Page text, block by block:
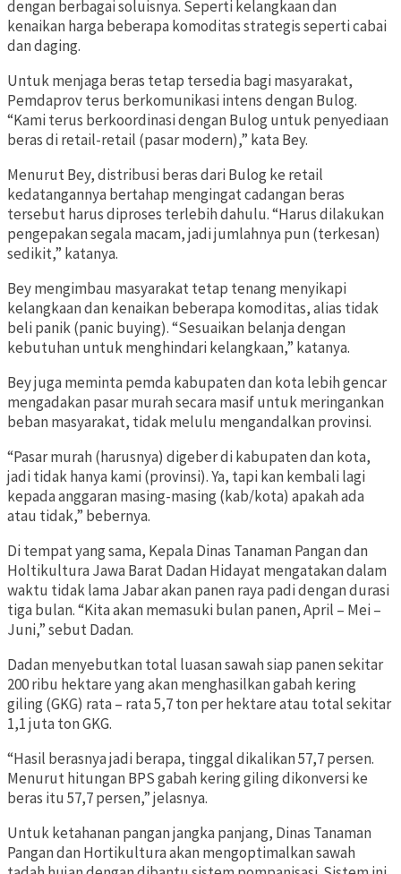
dengan berbagai soluisnya. Seperti kelangkaan dan
kenaikan harga beberapa komoditas strategis seperti cabai
dan daging.
Untuk menjaga beras tetap tersedia bagi masyarakat,
Pemdaprov terus berkomunikasi intens dengan Bulog.
“Kami terus berkoordinasi dengan Bulog untuk penyediaan
beras di retail-retail (pasar modern),” kata Bey.
Menurut Bey, distribusi beras dari Bulog ke retail
kedatangannya bertahap mengingat cadangan beras
tersebut harus diproses terlebih dahulu. “Harus dilakukan
pengepakan segala macam, jadi jumlahnya pun (terkesan)
sedikit,” katanya.
Bey mengimbau masyarakat tetap tenang menyikapi
kelangkaan dan kenaikan beberapa komoditas, alias tidak
beli panik (panic buying). “Sesuaikan belanja dengan
kebutuhan untuk menghindari kelangkaan,” katanya.
Bey juga meminta pemda kabupaten dan kota lebih gencar
mengadakan pasar murah secara masif untuk meringankan
beban masyarakat, tidak melulu mengandalkan provinsi.
“Pasar murah (harusnya) digeber di kabupaten dan kota,
jadi tidak hanya kami (provinsi). Ya, tapi kan kembali lagi
kepada anggaran masing-masing (kab/kota) apakah ada
atau tidak,” bebernya.
Di tempat yang sama, Kepala Dinas Tanaman Pangan dan
Holtikultura Jawa Barat Dadan Hidayat mengatakan dalam
waktu tidak lama Jabar akan panen raya padi dengan durasi
tiga bulan. “Kita akan memasuki bulan panen, April – Mei –
Juni,” sebut Dadan.
Dadan menyebutkan total luasan sawah siap panen sekitar
200 ribu hektare yang akan menghasilkan gabah kering
giling (GKG) rata – rata 5,7 ton per hektare atau total sekitar
1,1 juta ton GKG.
“Hasil berasnya jadi berapa, tinggal dikalikan 57,7 persen.
Menurut hitungan BPS gabah kering giling dikonversi ke
beras itu 57,7 persen,” jelasnya.
Untuk ketahanan pangan jangka panjang, Dinas Tanaman
Pangan dan Hortikultura akan mengoptimalkan sawah